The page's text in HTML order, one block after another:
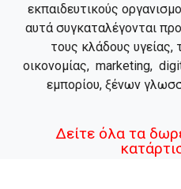
εκπαιδευτικούς
αυτά συγκαταλέγονται
τους κλάδους υγείας,
οικονομίας, marketing,
εμπορίου, ξένων
Δείτε όλα τα